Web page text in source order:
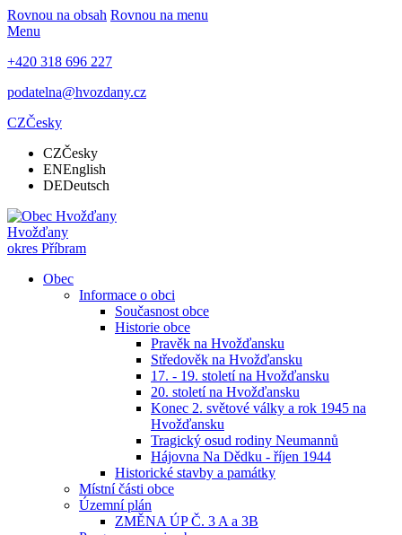
Rovnou na obsah Rovnou na menu
Menu
+420 318 696 227
podatelna@hvozdany.cz
CZČesky
CZČesky
ENEnglish
DEDeutsch
Hvožďany
okres Příbram
Obec
Informace o obci
Současnost obce
Historie obce
Pravěk na Hvožďansku
Středověk na Hvožďansku
17. - 19. století na Hvožďansku
20. století na Hvožďansku
Konec 2. světové války a rok 1945 na
Hvožďansku
Tragický osud rodiny Neumannů
Hájovna Na Dědku - říjen 1944
Historické stavby a památky
Místní části obce
Územní plán
ZMĚNA ÚP Č. 3 A a 3B